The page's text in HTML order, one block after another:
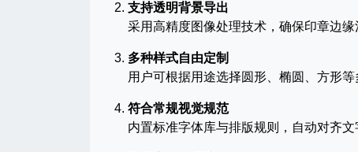
支持透明背景导出
采用高精度图像处理技术，确保印章边
多种样式自由定制
用户可根据用途选择圆形、椭圆、方形
符合常规视觉规范
内置标准字体库与排版规则，自动对齐